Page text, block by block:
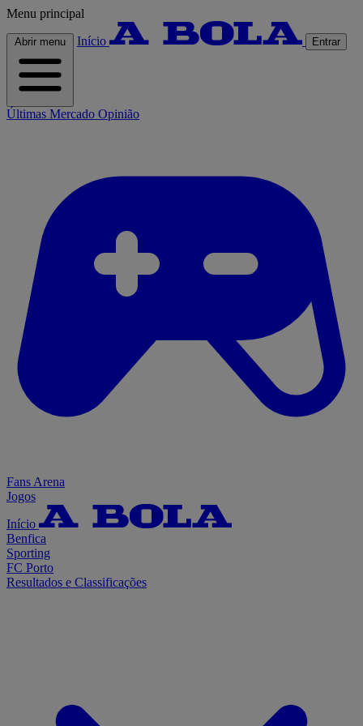
Menu principal
Abrir menu Início Entrar
Últimas Mercado Opinião
Fans Arena
Jogos
Início
Benfica
Sporting
FC Porto
Resultados e Classificações